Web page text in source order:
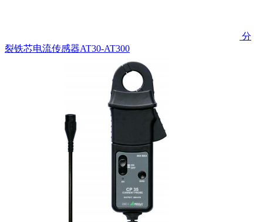
分
裂铁芯电流传感器AT30-AT300